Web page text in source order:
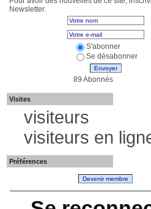
Newsletter.
S'abonner
Se désabonner
Envoyer
89 Abonnés
Visites
visiteurs
visiteurs en
Préférences
Devenir membre